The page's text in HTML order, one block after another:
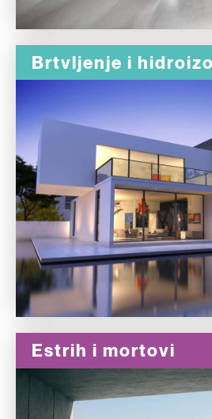
Brtvljenje i
Estrih i mortovi